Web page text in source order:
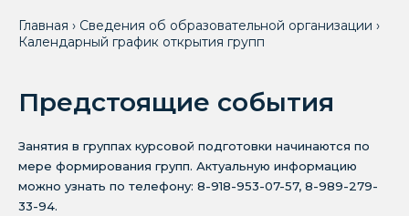
Главная › Сведения об образовательной организации ›
Календарный график открытия групп
Предстоящие события
Занятия в группах курсовой подготовки начинаются по
мере формирования групп. Актуальную информацию
можно узнать по телефону: 8-918-953-07-57, 8-989-279-
33-94.